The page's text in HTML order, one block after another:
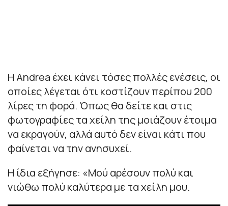
Η Andrea έχει κάνει τόσες πολλές ενέσεις, οι
οποίες λέγεται ότι κοστίζουν περίπου 200
λίρες τη φορά. Όπως θα δείτε και στις
φωτογραφίες τα χείλη της μοιάζουν έτοιμα
να εκραγούν, αλλά αυτό δεν είναι κάτι που
φαίνεται να την ανησυχεί.
Η ίδια εξήγησε: «Μού αρέσουν πολύ και
νιώθω πολύ καλύτερα με τα χείλη μου.